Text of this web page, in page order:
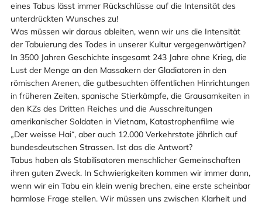
eines Tabus lässt immer Rückschlüsse auf die Intensität des
unterdrückten Wunsches zu!
Was müssen wir daraus ableiten, wenn wir uns die Intensität
der Tabuierung des Todes in unserer Kultur vergegenwärtigen?
In 3500 Jahren Geschichte insgesamt 243 Jahre ohne Krieg, die
Lust der Menge an den Massakern der Gladiatoren in den
römischen Arenen, die gutbesuchten öffentlichen Hinrichtungen
in früheren Zeiten, spanische Stierkämpfe, die Grausamkeiten in
den KZs des Dritten Reiches und die Ausschreitungen
amerikanischer Soldaten in Vietnam, Katastrophenfilme wie
„Der weisse Hai“, aber auch 12.000 Verkehrstote jährlich auf
bundesdeutschen Strassen. Ist das die Antwort?
Tabus haben als Stabilisatoren menschlicher Gemeinschaften
ihren guten Zweck. In Schwierigkeiten kommen wir immer dann,
wenn wir ein Tabu ein klein wenig brechen, eine erste scheinbar
harmlose Frage stellen. Wir müssen uns zwischen Klarheit und